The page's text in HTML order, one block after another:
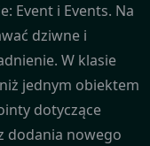
Event i Events. Na
dziwne i
W klasie
jednym obiektem
dotyczące
dodania nowego